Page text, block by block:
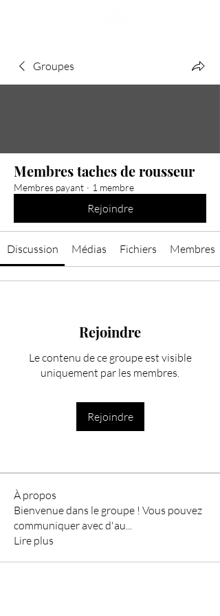
Groupes
Membres taches de rousseur
Membres payant · 1 membre
Rejoindre
Discussion Médias Fichiers Membres
Rejoindre
Le contenu de ce groupe est visible
uniquement par les membres.
Rejoindre
À propos
Bienvenue dans le groupe ! Vous pouvez
communiquer avec d'au...
Lire plus